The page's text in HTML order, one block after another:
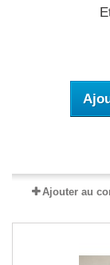
Ajouter au